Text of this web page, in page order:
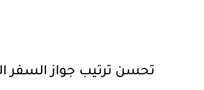
تحسن ترتيب جواز السفر